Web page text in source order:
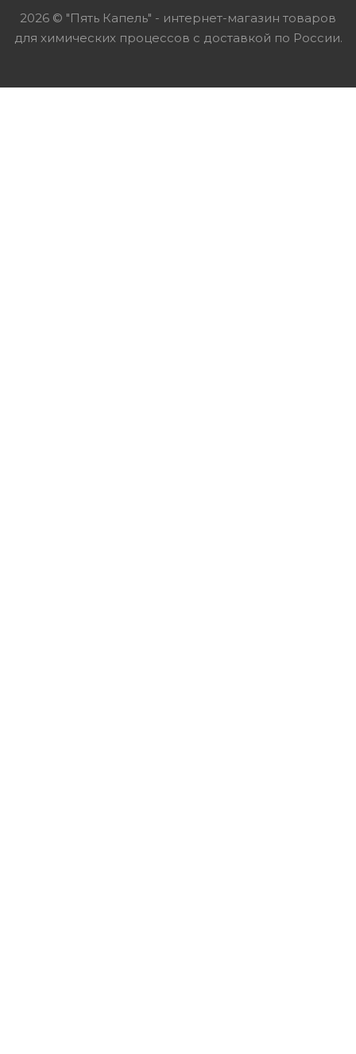
2026 © "Пять Капель" - интернет-магазин товаров
для химических процессов с доставкой по России.